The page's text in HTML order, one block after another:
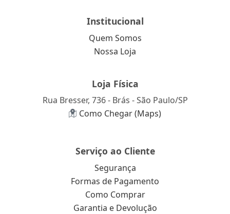
Institucional
Quem Somos
Nossa Loja
Loja Física
Rua Bresser, 736 - Brás - São Paulo/SP
Como Chegar (Maps)
Serviço ao Cliente
Segurança
Formas de Pagamento
Como Comprar
Garantia e Devolução